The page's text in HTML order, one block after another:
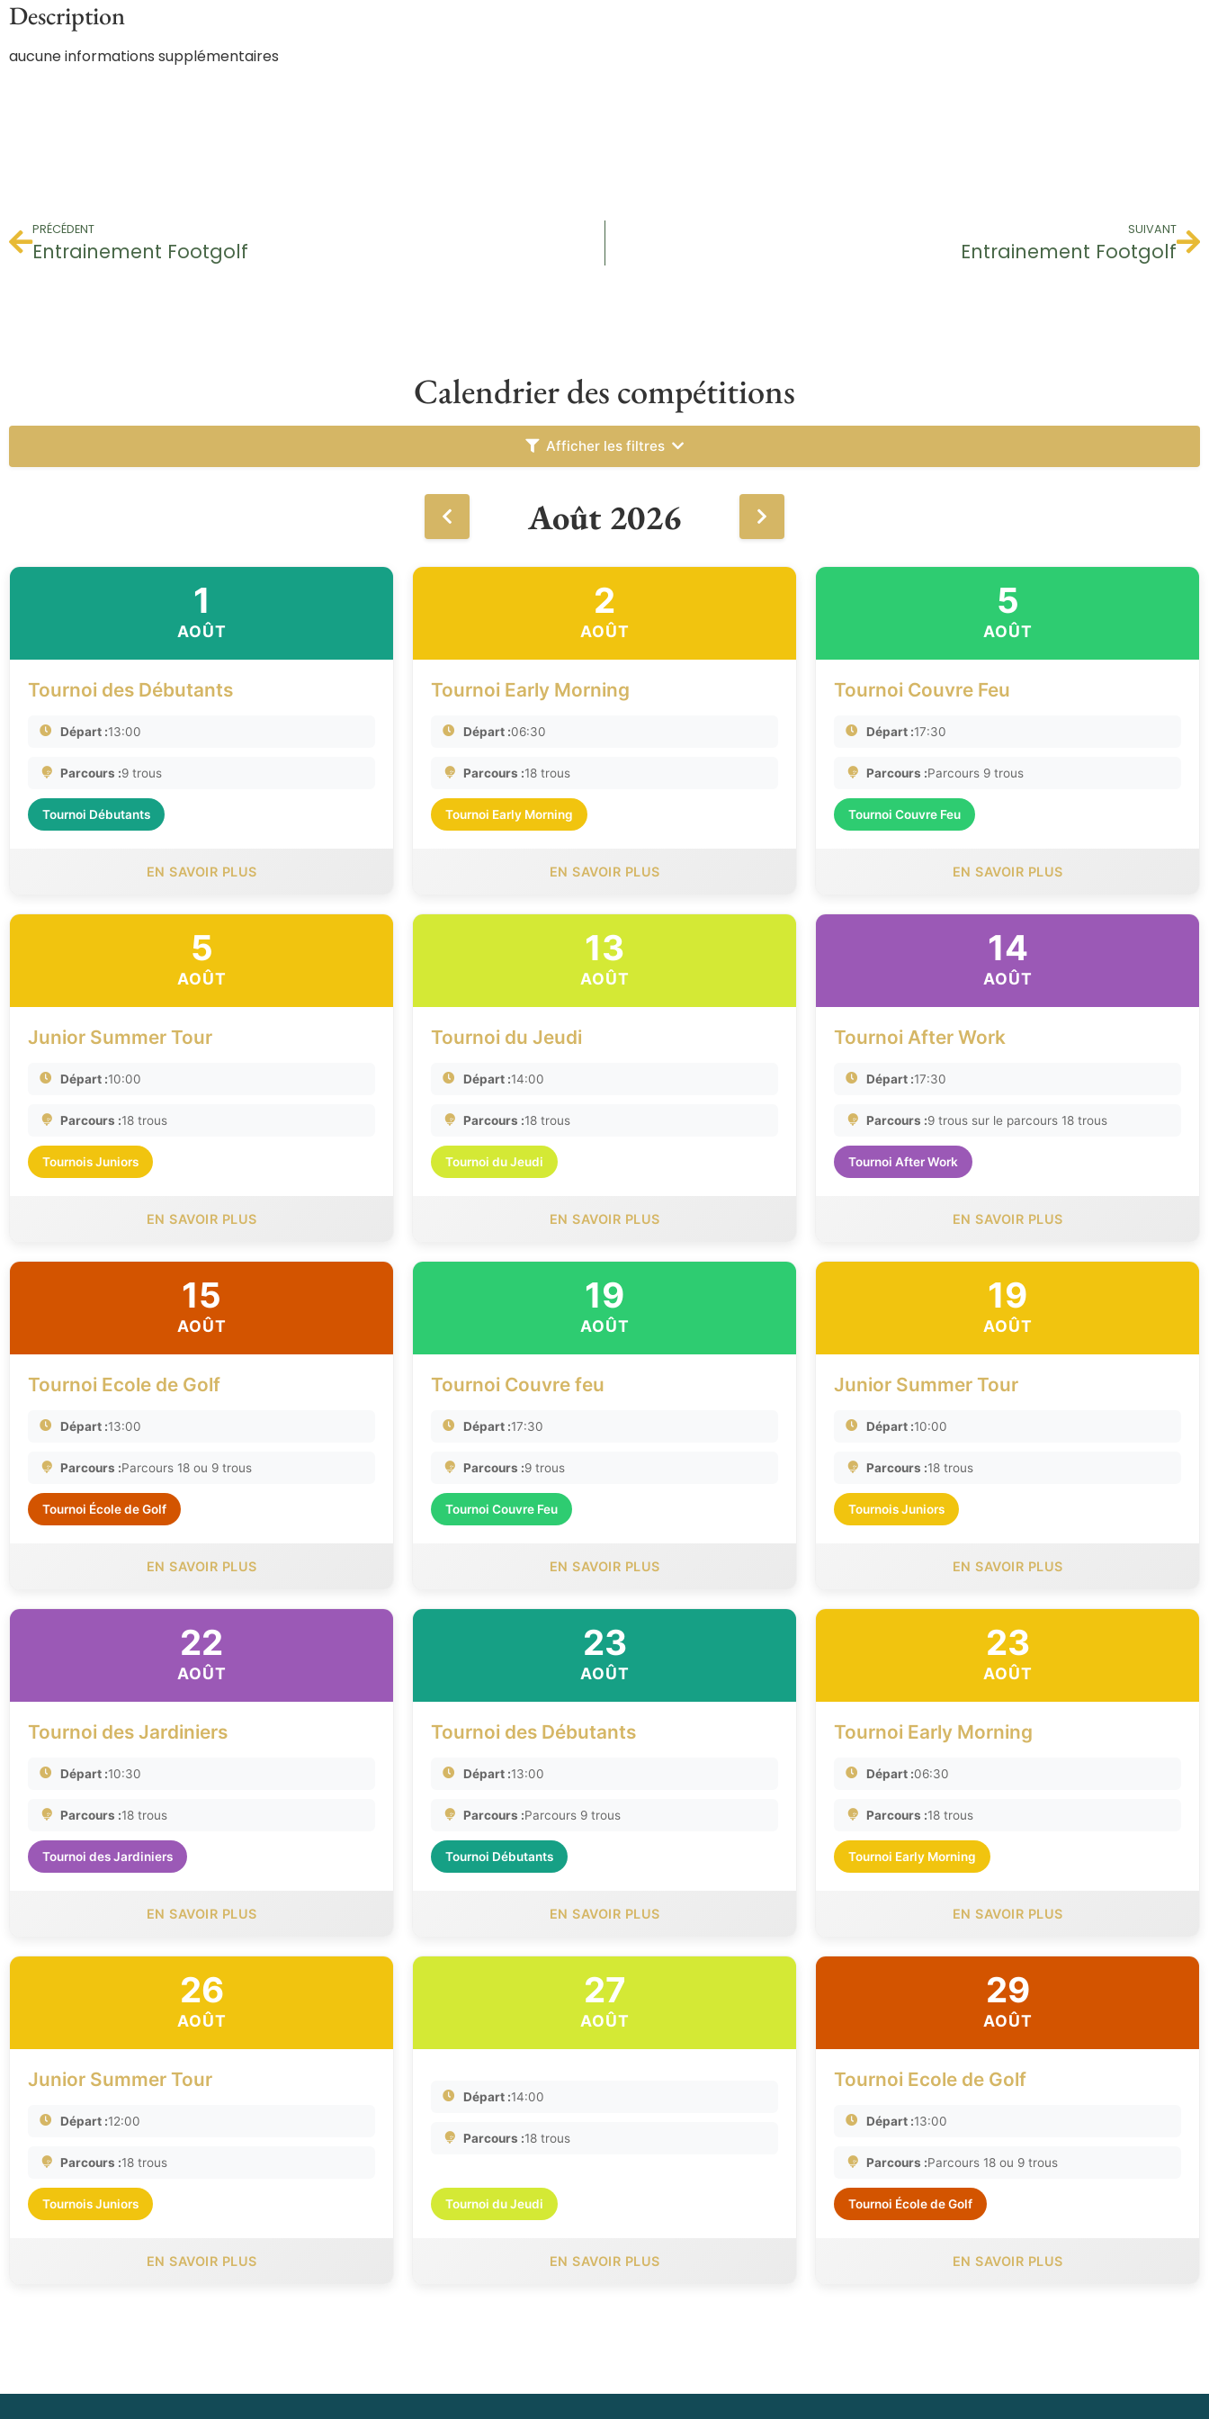
Description
aucune informations supplémentaires
PRÉCÉDENT
Entrainement Footgolf
SUIVANT
Entrainement Footgolf
Calendrier des compétitions
Afficher les filtres
Août 2026
1
AOÛT
Tournoi des Débutants
Départ :13:00
Parcours :9 trous
Tournoi Débutants
EN SAVOIR PLUS
2
AOÛT
Tournoi Early Morning
Départ :06:30
Parcours :18 trous
Tournoi Early Morning
EN SAVOIR PLUS
5
AOÛT
Tournoi Couvre Feu
Départ :17:30
Parcours :Parcours 9 trous
Tournoi Couvre Feu
EN SAVOIR PLUS
5
AOÛT
Junior Summer Tour
Départ :10:00
Parcours :18 trous
Tournois Juniors
EN SAVOIR PLUS
13
AOÛT
Tournoi du Jeudi
Départ :14:00
Parcours :18 trous
Tournoi du Jeudi
EN SAVOIR PLUS
14
AOÛT
Tournoi After Work
Départ :17:30
Parcours :9 trous sur le parcours 18 trous
Tournoi After Work
EN SAVOIR PLUS
15
AOÛT
Tournoi Ecole de Golf
Départ :13:00
Parcours :Parcours 18 ou 9 trous
Tournoi École de Golf
EN SAVOIR PLUS
19
AOÛT
Tournoi Couvre feu
Départ :17:30
Parcours :9 trous
Tournoi Couvre Feu
EN SAVOIR PLUS
19
AOÛT
Junior Summer Tour
Départ :10:00
Parcours :18 trous
Tournois Juniors
EN SAVOIR PLUS
22
AOÛT
Tournoi des Jardiniers
Départ :10:30
Parcours :18 trous
Tournoi des Jardiniers
EN SAVOIR PLUS
23
AOÛT
Tournoi des Débutants
Départ :13:00
Parcours :Parcours 9 trous
Tournoi Débutants
EN SAVOIR PLUS
23
AOÛT
Tournoi Early Morning
Départ :06:30
Parcours :18 trous
Tournoi Early Morning
EN SAVOIR PLUS
26
AOÛT
Junior Summer Tour
Départ :12:00
Parcours :18 trous
Tournois Juniors
EN SAVOIR PLUS
27
AOÛT
Départ :14:00
Parcours :18 trous
Tournoi du Jeudi
EN SAVOIR PLUS
29
AOÛT
Tournoi Ecole de Golf
Départ :13:00
Parcours :Parcours 18 ou 9 trous
Tournoi École de Golf
EN SAVOIR PLUS